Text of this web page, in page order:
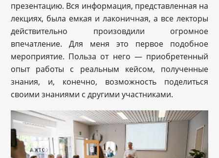
презентацию. Вся информация, представленная на
лекциях, была емкая и лаконичная, а все лекторы
действительно произовдили огромное
впечатление. Для меня это первое подобное
мероприятие. Польза от него — приобретенный
опыт работы с реальным кейсом, полученные
знания, и, конечно, возможность поделиться
своими знаниями с другими участниками.